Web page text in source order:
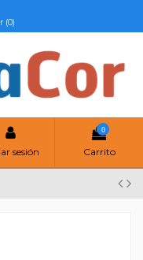
(0)
sesión
0
Carrito